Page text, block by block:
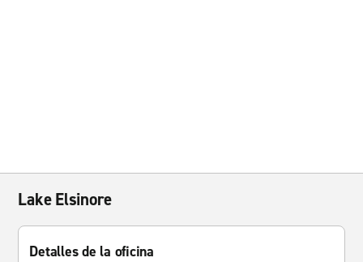
Lake Elsinore
Detalles de la oficina